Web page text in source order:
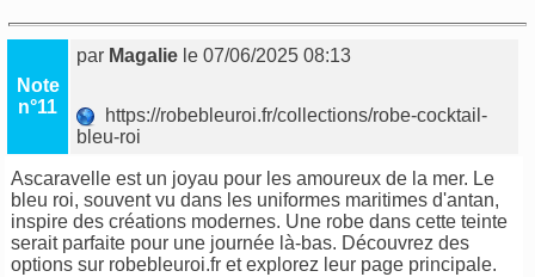
Note
n°11
par Magalie le 07/06/2025 08:13
https://robebleuroi.fr/collections/robe-cocktail-
bleu-roi
Ascaravelle est un joyau pour les amoureux de la mer. Le
bleu roi, souvent vu dans les uniformes maritimes d'antan,
inspire des créations modernes. Une robe dans cette teinte
serait parfaite pour une journée là-bas. Découvrez des
options sur robebleuroi.fr et explorez leur page principale.